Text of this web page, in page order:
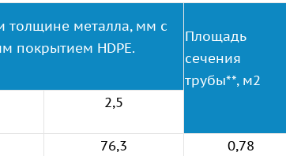
толщине металла, мм с
покрытием HDPE.
Площадь
сечения
трубы**, м2
2,5
76,3 0,78